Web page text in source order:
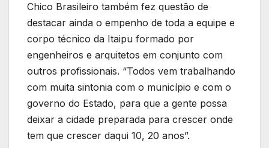
Chico Brasileiro também fez questão de
destacar ainda o empenho de toda a equipe e
corpo técnico da Itaipu formado por
engenheiros e arquitetos em conjunto com
outros profissionais. “Todos vem trabalhando
com muita sintonia com o município e com o
governo do Estado, para que a gente possa
deixar a cidade preparada para crescer onde
tem que crescer daqui 10, 20 anos”.